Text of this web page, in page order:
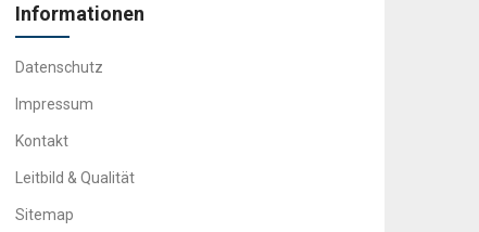
Informationen
Datenschutz
Impressum
Kontakt
Leitbild & Qualität
Sitemap